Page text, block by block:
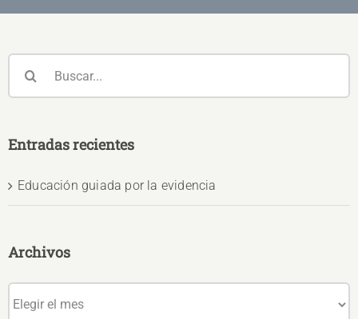
Entradas recientes
Educación guiada por la evidencia
Archivos